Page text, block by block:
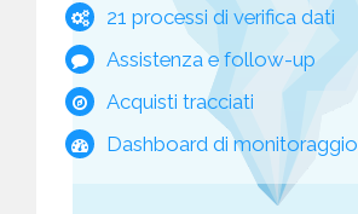
21 processi di verifica dati
Assistenza e follow-up
Acquisti tracciati
Dashboard di monitoraggio